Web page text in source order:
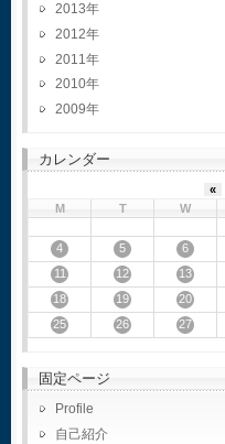
2013
2012
2011
2010
2009
カレンダー
«
M
T W
4
5 6
11
12 13
18
19 20
25
26 27
固定ページ
Profile
自己紹介